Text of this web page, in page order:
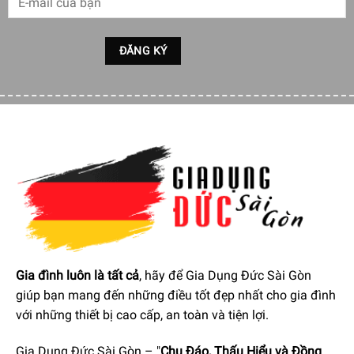
nên tủ lạnh side by side 2 cửa tiện lợi và sang trọng cho
thép không gỉ phủ SmartSteel
thời giúp hạn chế trầy xước, bám dấu vân tay, duy trì vẻ
Tường sau của tủ lạnh cũng được phủ bề mặt SmartSteel
cho không gian bên trong tủ trông sạch sẽ, hợp vệ sinh và
đảm bảo an toàn cho thực phẩm hơn.
Gia đình luôn là tất cả, hãy để Gia Dụng Đức Sài Gòn
giúp bạn mang đến những điều tốt đẹp nhất cho gia đình
với những thiết bị cao cấp, an toàn và tiện lợi.